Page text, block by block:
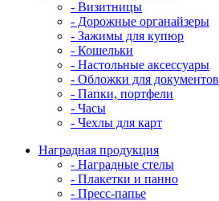
- Визитницы
- Дорожные органайзеры
- Зажимы для купюр
- Кошельки
- Настольные аксессуары
- Обложки для документов
- Папки, портфели
- Часы
- Чехлы для карт
Наградная продукция
- Наградные стелы
- Плакетки и панно
- Пресс-папье